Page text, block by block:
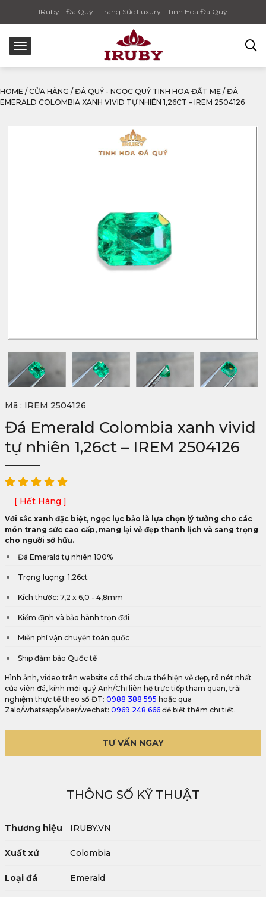
IRuby - Đá Quý - Trang Sức Luxury - Tinh Hoa Đá Quý
HOME / CỬA HÀNG / ĐÁ QUÝ - NGỌC QUÝ TINH HOA ĐẤT MẸ / ĐÁ
EMERALD COLOMBIA XANH VIVID TỰ NHIÊN 1,26CT – IREM 2504126
Mã : IREM 2504126
Đá Emerald Colombia xanh vivid
tự nhiên 1,26ct – IREM 2504126
[ Hết Hàng ]
Với sắc xanh đặc biệt, ngọc lục bảo là lựa chọn lý tưởng cho các
món trang sức cao cấp, mang lại vẻ đẹp thanh lịch và sang trọng
cho người sở hữu.
Đá Emerald tự nhiên 100%
Trọng lượng: 1,26ct
Kích thước: 7,2 x 6,0 - 4,8mm
Kiểm định và bảo hành trọn đời
Miễn phí vận chuyển toàn quốc
Ship đảm bảo Quốc tế
Hình ảnh, video trên website có thể chưa thể hiện vẻ đẹp, rõ nét nhất
của viên đá, kính mời quý Anh/Chị liên hệ trực tiếp tham quan, trải
nghiệm thực tế theo số ĐT: 0988 388 595 hoặc qua
Zalo/whatsapp/viber/wechat: 0969 248 666 để biết thêm chi tiết.
TƯ VẤN NGAY
THÔNG SỐ KỸ THUẬT
Thương hiệu IRUBY.VN
Xuất xứ Colombia
Loại đá Emerald